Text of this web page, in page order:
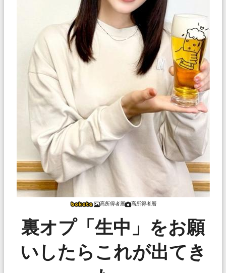
高所得者層 高所得者層
裏オプ「生中」をお願
いしたらこれが出てき